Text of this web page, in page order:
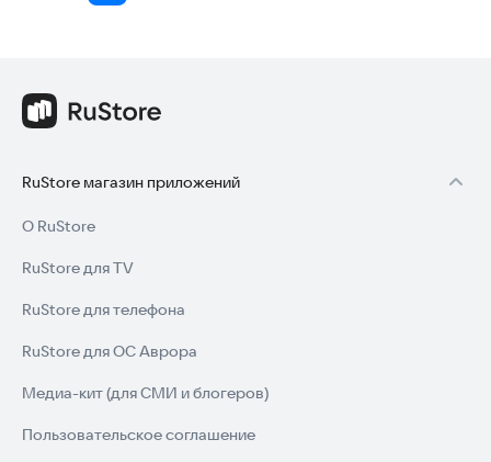
RuStore магазин приложений
О RuStore
RuStore для TV
RuStore для телефона
RuStore для ОС Аврора
Медиа-кит (для СМИ и блогеров)
Пользовательское соглашение